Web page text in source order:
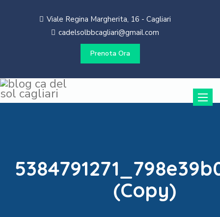
Viale Regina Margherita, 16 - Cagliari
cadelsolbbcagliari@gmail.com
Prenota Ora
Toggle
(Copy)